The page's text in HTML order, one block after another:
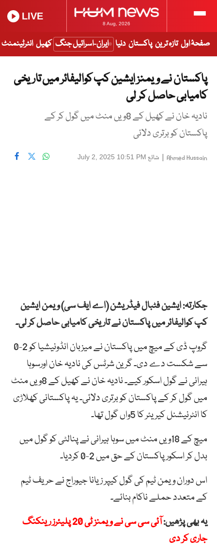
8 Aug, 2026
LIVE
صفحۂ اول تازہ ترین پاکستان دنیا ایران-اسرائیل جنگ کھیل انٹرٹینمنٹ
پاکستان نے ویمنز ایشین کپ کوالیفائر میں تاریخی
کامیابی حاصل کر لی
نادیہ خان نے کھیل کے 8ویں منٹ میں گول کر کے
پاکستان کو برتری دلائی
Ahmed Hussain
| شائع July 2, 2025 10:51 PM
جکارتہ: ایشین فٹبال فیڈریشن (اے ایف سی) ویمن ایشین
کپ کوالیفائر میں پاکستان نے تاریخی کامیابی حاصل کر لی۔
گروپ ڈی کے میچ میں پاکستان نے میزبان انڈونیشیا کو 2-0
سے شکست دے دی۔ گرین شرٹس کی نادیہ خان اورسوہا
ہیرانی نے گول اسکور کیے۔ نادیہ خان نے کھیل کے 8ویں منٹ
میں گول کر کے پاکستان کو برتری دلائی۔ یہ پاکستانی کھلاڑی
کا انٹرنیشنل کیریئر کا 5واں گول تھا۔
میچ کے 18ویں منٹ میں سوہا ہیرانی نے پنالٹی کو گول میں
بدل کر اسکور پاکستان کے حق میں 2-0 کردیا۔
اس دوران ویمن ٹیم کی گول کیپر زیانا جیوراج نے حریف ٹیم
کے متعدد حملے ناکام بنائے۔
یہ بھی پڑھیں:
آئی سی سی نے ویمنز ٹی 20 پلیئرز رینکنگ
جاری کر دی